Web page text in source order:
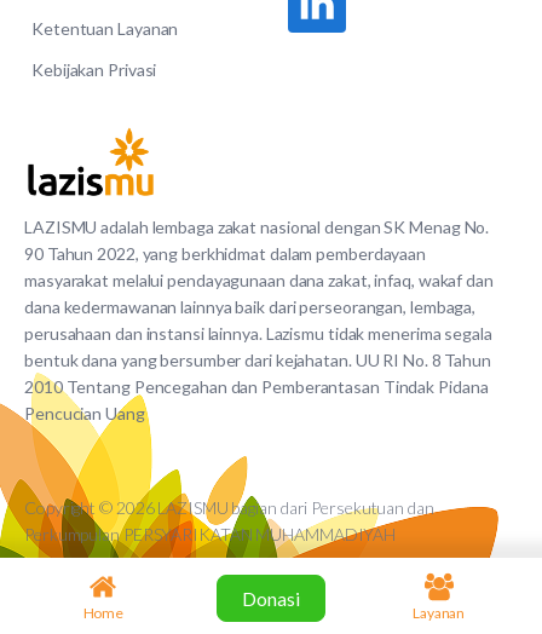
LAZISMU adalah lembaga zakat nasional dengan SK Menag No.
90 Tahun 2022, yang berkhidmat dalam pemberdayaan
masyarakat melalui pendayagunaan dana zakat, infaq, wakaf dan
dana kedermawanan lainnya baik dari perseorangan, lembaga,
perusahaan dan instansi lainnya. Lazismu tidak menerima segala
bentuk dana yang bersumber dari kejahatan. UU RI No. 8 Tahun
2010 Tentang Pencegahan dan Pemberantasan Tindak Pidana
Pencucian Uang
Ketentuan Layanan
Kebijakan Privasi
Copyright © 2026 LAZISMU bagian dari Persekutuan dan
Perkumpulan PERSYARIKATAN MUHAMMADIYAH
Home
Donasi
Layanan